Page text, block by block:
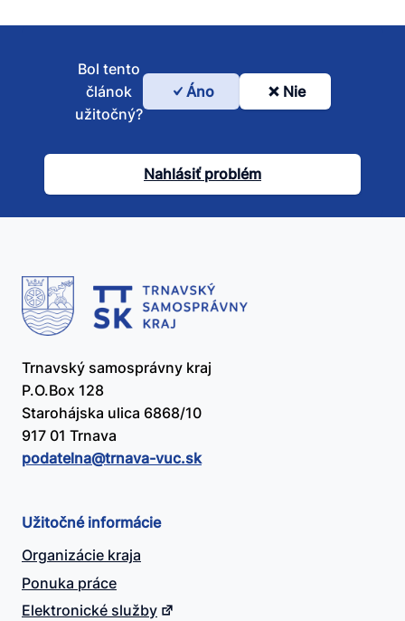
Bol
článok
užitočný?
Bol tento
článok
užitočný?
Áno Nie
Nahlásiť problém
Trnavský samosprávny kraj
P.O.Box 128
Starohájska ulica 6868/10
917 01 Trnava
podatelna@​trnava-vuc.sk
Užitočné informácie
Organizácie kraja
Ponuka práce
Elektronické služby